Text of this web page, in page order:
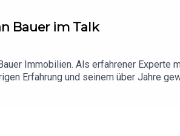
Bauer im Talk
Immobilien. Als erfahrener
Erfahrung und seinem über Jahre
und Verwaltung von Immobilien bis
der Immobilienwelt und die Dynamik
anzubieten, sondern viel